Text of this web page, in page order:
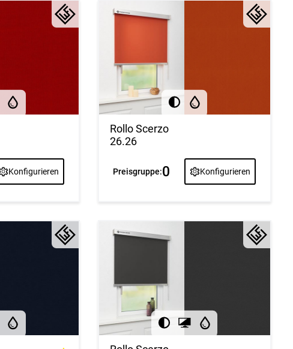
Konfigurieren
Rollo Scerzo
26.26
Konfigurieren
Preisgruppe:0